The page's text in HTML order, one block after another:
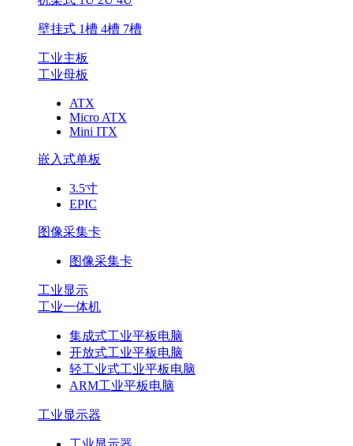
壁挂式 1槽 4槽 7槽
工业主板
工业母板
ATX
Micro ATX
Mini ITX
嵌入式单板
3.5寸
EPIC
图像采集卡
图像采集卡
工业显示
工业一体机
集成式工业平板电脑
开放式工业平板电脑
轻工业式工业平板电脑
ARM工业平板电脑
工业显示器